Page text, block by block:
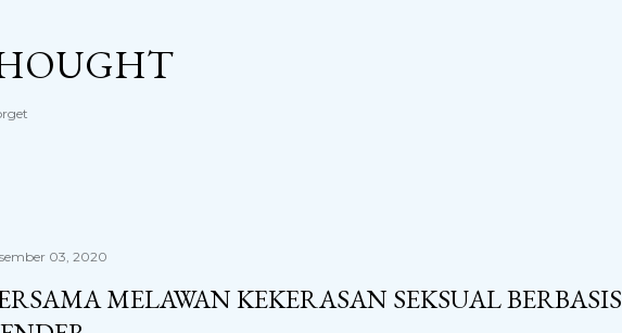
03, 2020
MELAWAN KEKERASAN SEKSUAL BERBASIS